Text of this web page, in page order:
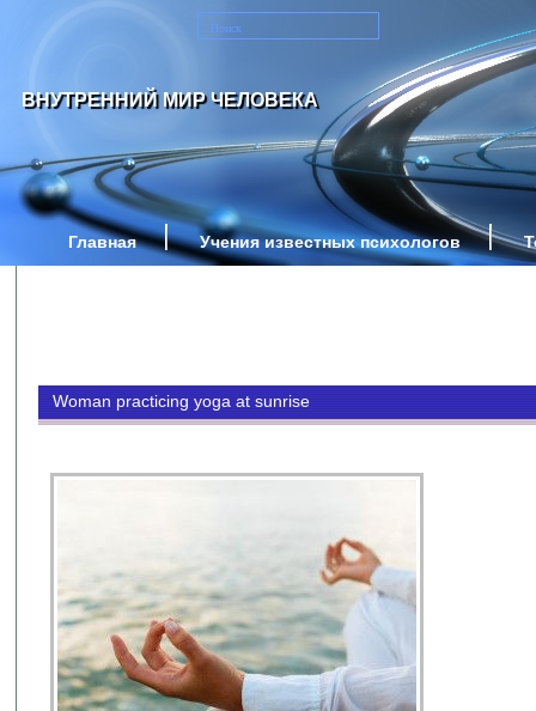
ВНУТРЕННИЙ МИР ЧЕЛОВЕКА
Главная Учения известных психологов
Woman practicing yoga at sunrise